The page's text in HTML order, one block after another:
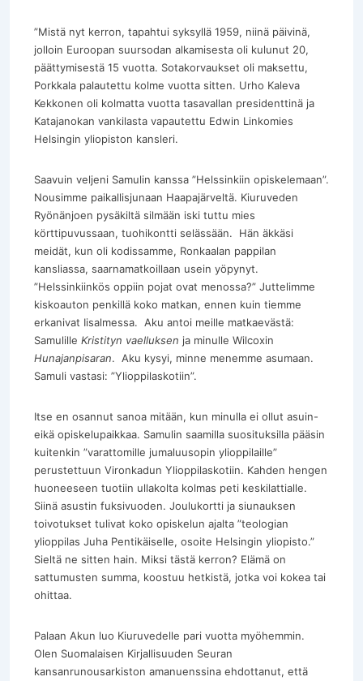
”Mistä nyt kerron, tapahtui syksyllä 1959, niinä päivinä,
jolloin Euroopan suursodan alkamisesta oli kulunut 20,
päättymisestä 15 vuotta. Sotakorvaukset oli maksettu,
Porkkala palautettu kolme vuotta sitten. Urho Kaleva
Kekkonen oli kolmatta vuotta tasavallan presidenttinä ja
Katajanokan vankilasta vapautettu Edwin Linkomies
Helsingin yliopiston kansleri.
Saavuin veljeni Samulin kanssa ”Helssinkiin opiskelemaan”.
Nousimme paikallisjunaan Haapajärveltä. Kiuruveden
Ryönänjoen pysäkiltä silmään iski tuttu mies
körttipuvussaan, tuohikontti selässään. Hän äkkäsi
meidät, kun oli kodissamme, Ronkaalan pappilan
kansliassa, saarnamatkoillaan usein yöpynyt.
”Helssinkiinkös oppiin pojat ovat menossa?” Juttelimme
kiskoauton penkillä koko matkan, ennen kuin tiemme
erkanivat Iisalmessa. Aku antoi meille matkaevästä:
Samulille Kristityn vaelluksen ja minulle Wilcoxin
Hunajanpisaran. Aku kysyi, minne menemme asumaan.
Samuli vastasi: ”Ylioppilaskotiin”.
Itse en osannut sanoa mitään, kun minulla ei ollut asuin-
eikä opiskelupaikkaa. Samulin saamilla suosituksilla pääsin
kuitenkin ”varattomille jumaluusopin ylioppilaille”
perustettuun Vironkadun Ylioppilaskotiin. Kahden hengen
huoneeseen tuotiin ullakolta kolmas peti keskilattialle.
Siinä asustin fuksivuoden. Joulukortti ja siunauksen
toivotukset tulivat koko opiskelun ajalta ”teologian
ylioppilas Juha Pentikäiselle, osoite Helsingin yliopisto.”
Sieltä ne sitten hain. Miksi tästä kerron? Elämä on
sattumusten summa, koostuu hetkistä, jotka voi kokea tai
ohittaa.
Palaan Akun luo Kiuruvedelle pari vuotta myöhemmin.
Olen Suomalaisen Kirjallisuuden Seuran
kansanrunousarkiston amanuenssina ehdottanut, että